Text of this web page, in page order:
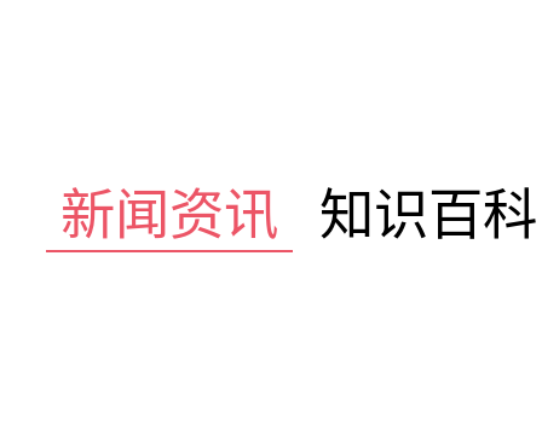
新闻资讯 知识百科